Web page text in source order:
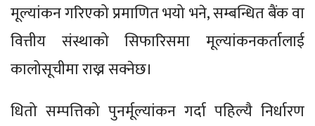
मूल्यांकन गरिएको प्रमाणित भयो भने, सम्बन्धित बैंक वा
वित्तीय संस्थाको सिफारिसमा मूल्यांकनकर्तालाई
कालोसूचीमा राख्न सक्नेछ।
धितो सम्पत्तिको पुनर्मूल्यांकन गर्दा पहिल्यै निर्धारण